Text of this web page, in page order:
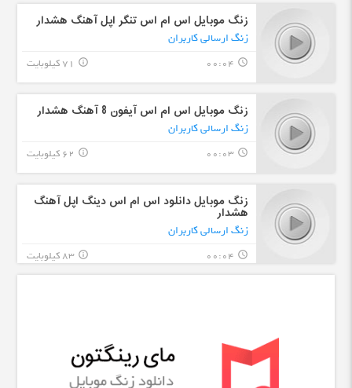
زنگ موبایل اس ام اس تنگر اپل آهنگ هشدار
زنگ ارسالی کاربران
query_builder
00:04 71 کیلوبایت info_outline
زنگ موبایل اس ام اس آیفون 8 آهنگ هشدار
زنگ ارسالی کاربران
query_builder
00:03 62 کیلوبایت info_outline
زنگ موبایل دانلود اس ام اس دینگ اپل آهنگ
هشدار
زنگ ارسالی کاربران
query_builder
00:04 83 کیلوبایت info_outline